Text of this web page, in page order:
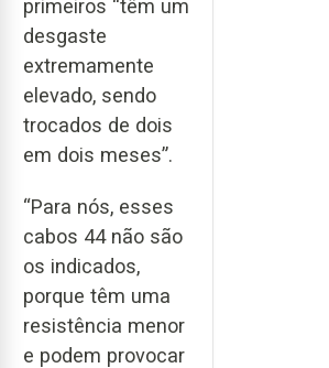
primeiros “têm um
desgaste
extremamente
elevado, sendo
trocados de dois
em dois meses”.
“Para nós, esses
cabos 44 não são
os indicados,
porque têm uma
resistência menor
e podem provocar